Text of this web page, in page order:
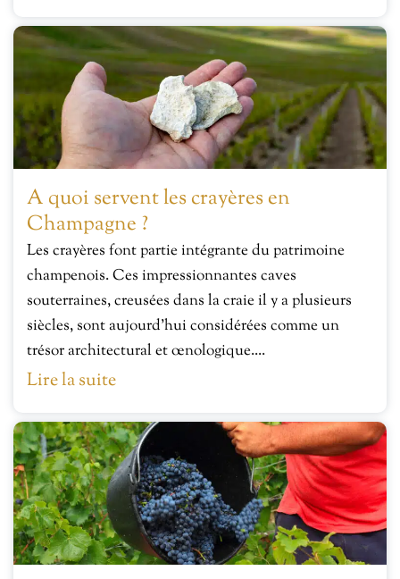
A quoi servent les crayères en
Champagne ?
Les crayères font partie intégrante du patrimoine
champenois. Ces impressionnantes caves
souterraines, creusées dans la craie il y a plusieurs
siècles, sont aujourd’hui considérées comme un
trésor architectural et œnologique....
Lire la suite